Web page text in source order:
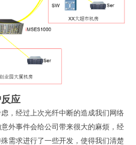
应
，经过上次光纤中断的造成我们网络
外事件会给公司带来很大的麻烦，经
需求进行了一些开发，使得我们清楚